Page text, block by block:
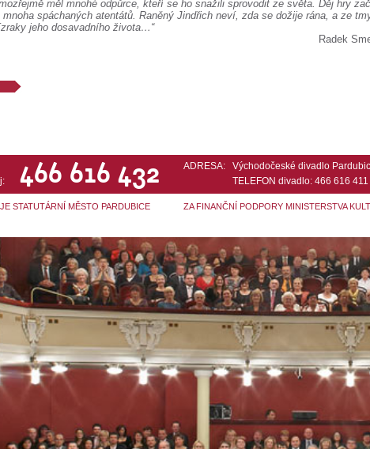
měl mnohé odpůrce, kteří se ho snažili sprovodit ze světa. Děj hry
mnoha spáchaných atentátů. Raněný Jindřich neví, zda se dožije rána, a ze
jeho dosavadního života…“
Radek
466 616 432 ADRESA: Východočeské divadlo
TELEFON divadlo: 466 616
STATUTÁRNÍ MĚSTO PARDUBICE
ZA FINANČNÍ PODPORY MINISTERSTVA